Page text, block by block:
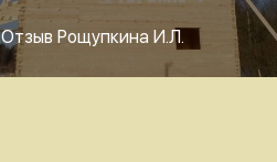
Отзыв Рощупкина И.Л.